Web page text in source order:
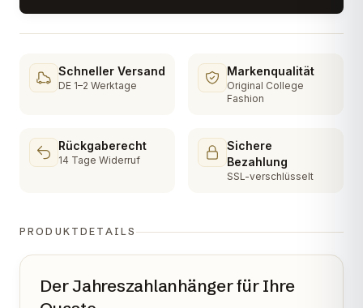
Schneller Versand
DE 1–2 Werktage
Markenqualität
Original College
Fashion
Rückgaberecht
14 Tage Widerruf
Sichere
Bezahlung
SSL-verschlüsselt
PRODUKTDETAILS
Der Jahreszahlanhänger für Ihre